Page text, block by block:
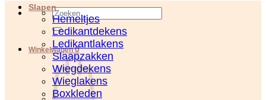
Zoeken
naar:
Winkelwagen0
Slapen
Hemeltjes
Ledikantdekens
Ledikantlakens
Slaapzakken
Wiegdekens
Wieglakens
Boxkleden